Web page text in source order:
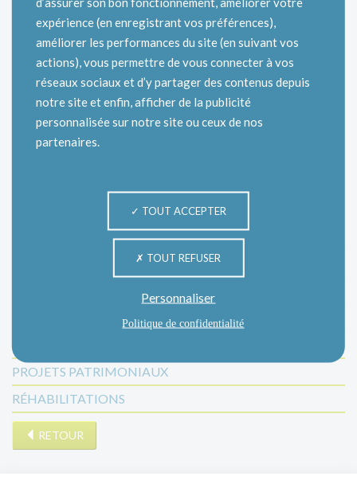
tiennent une grande place.
Pour plus d’infos sur La MOS, cliquez sur le lien suivant
http://www.la-mos.com
MANIFESTATIONS
PROJETS PATRIMONIAUX
RÉHABILITATIONS
RETOUR
expérience (en enregistrant vos préférences),
améliorer les performances du site (en suivant vos
actions), vous permettre de vous connecter à vos
réseaux sociaux et d’y partager des contenus depuis
notre site et enfin, afficher de la publicité
personnalisée sur notre site ou ceux de nos
partenaires.
TOUT ACCEPTER
TOUT REFUSER
Personnaliser
Politique de confidentialité